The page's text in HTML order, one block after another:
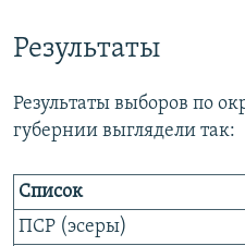
Результаты
Результаты выборов по
губернии выглядели так:
Список
ПСР (эсеры)